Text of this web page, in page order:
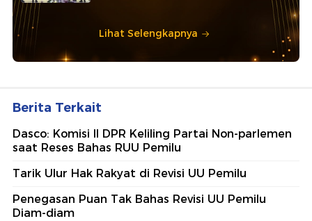
Lihat Selengkapnya
Berita Terkait
Dasco: Komisi II DPR Keliling Partai Non-parlemen
saat Reses Bahas RUU Pemilu
Tarik Ulur Hak Rakyat di Revisi UU Pemilu
Penegasan Puan Tak Bahas Revisi UU Pemilu
Diam-diam